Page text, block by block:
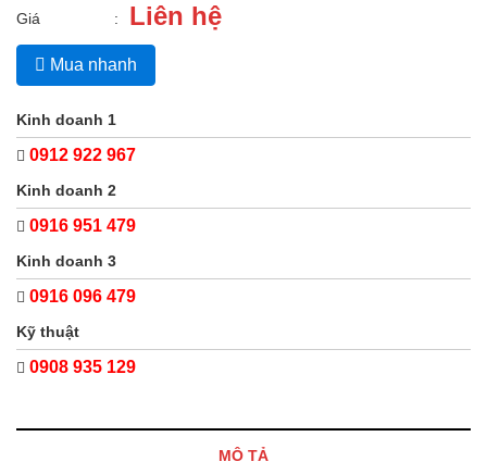
Giá : Liên hệ
Mua nhanh
Kinh doanh 1
0912 922 967
Kinh doanh 2
0916 951 479
Kinh doanh 3
0916 096 479
Kỹ thuật
0908 935 129
MÔ TẢ